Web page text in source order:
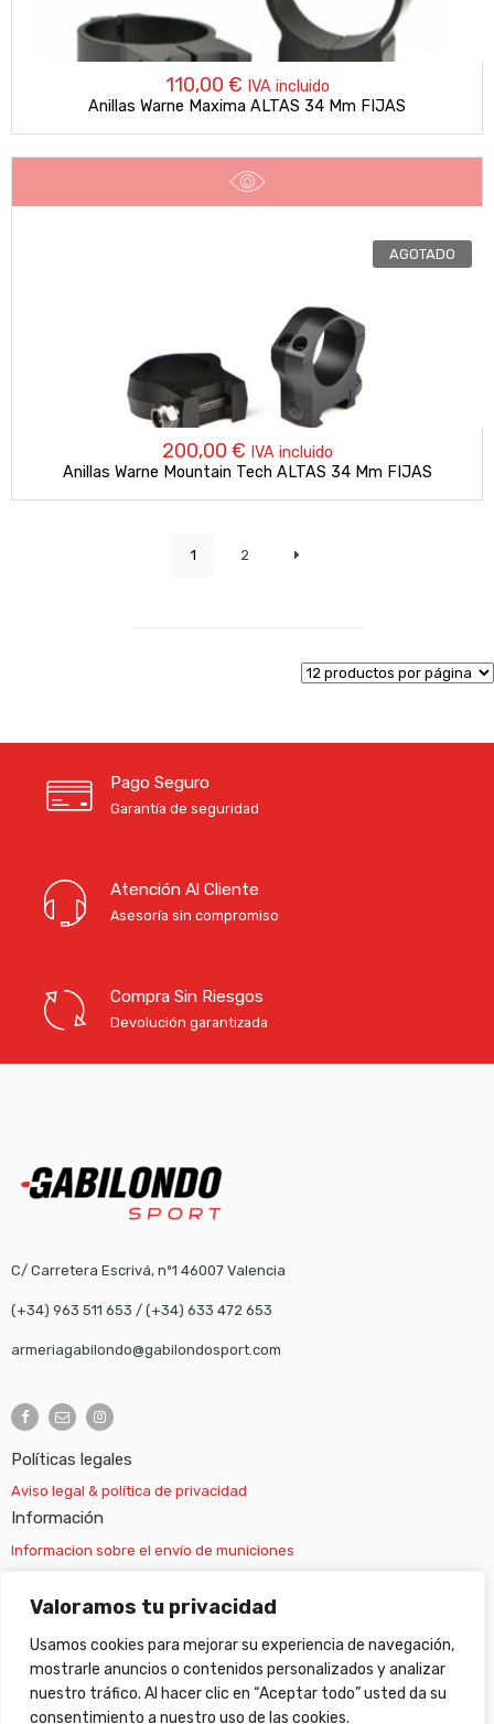
Valoramos tu privacidad
Usamos cookies para mejorar su experiencia de navegación,
mostrarle anuncios o contenidos personalizados y analizar
nuestro tráfico. Al hacer clic en “Aceptar todo” usted da su
consentimiento a nuestro uso de las cookies.
110,00 € IVA incluido
Anillas Warne Maxima ALTAS 34 Mm FIJAS
AGOTADO
200,00 € IVA incluido
Anillas Warne Mountain Tech ALTAS 34 Mm FIJAS
1 2
Pago Seguro
Garantía de seguridad
Atención Al Cliente
Asesoría sin compromiso
Compra Sin Riesgos
Devolución garantizada
C/ Carretera Escrivá, nº1 46007 Valencia
(+34) 963 511 653 / (+34) 633 472 653
armeriagabilondo@gabilondosport.com
Políticas legales
Aviso legal & política de privacidad
Información
Informacion sobre el envío de municiones
Información sobre el envío de armas
Cambios y devoluciones
Suscripción newsletter